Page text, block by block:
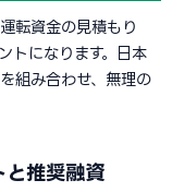
転資金の見積もり
トになります。日本
組み合わせ、無理の
と推奨融資